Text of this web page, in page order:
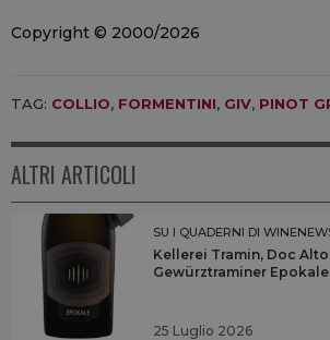
Copyright © 2000/2026
TAG: COLLIO, FORMENTINI, GIV, PINOT
ALTRI ARTICOLI
SU I QUADERNI DI
Kellerei Tramin, Doc
Gewürztraminer Epokale
25 Luglio 2026